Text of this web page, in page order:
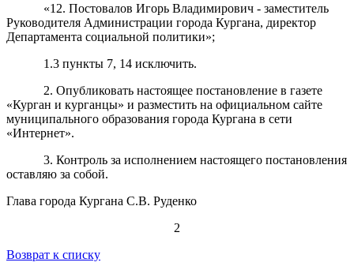
«12. Постовалов Игорь Владимирович - заместитель
Руководителя Администрации города Кургана, директор
Департамента социальной политики»;
1.3 пункты 7, 14 исключить.
2. Опубликовать настоящее постановление в газете
«Курган и курганцы» и разместить на официальном сайте
муниципального образования города Кургана в сети
«Интернет».
3. Контроль за исполнением настоящего постановления
оставляю за собой.
Глава города Кургана С.В. Руденко
2
Возврат к списку